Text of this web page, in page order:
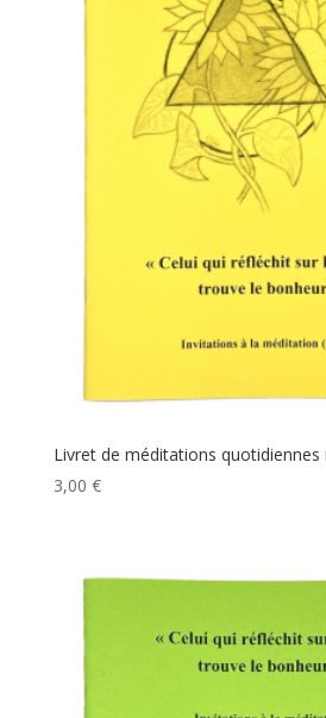
Livret de méditations quotidiennes
3,00 €